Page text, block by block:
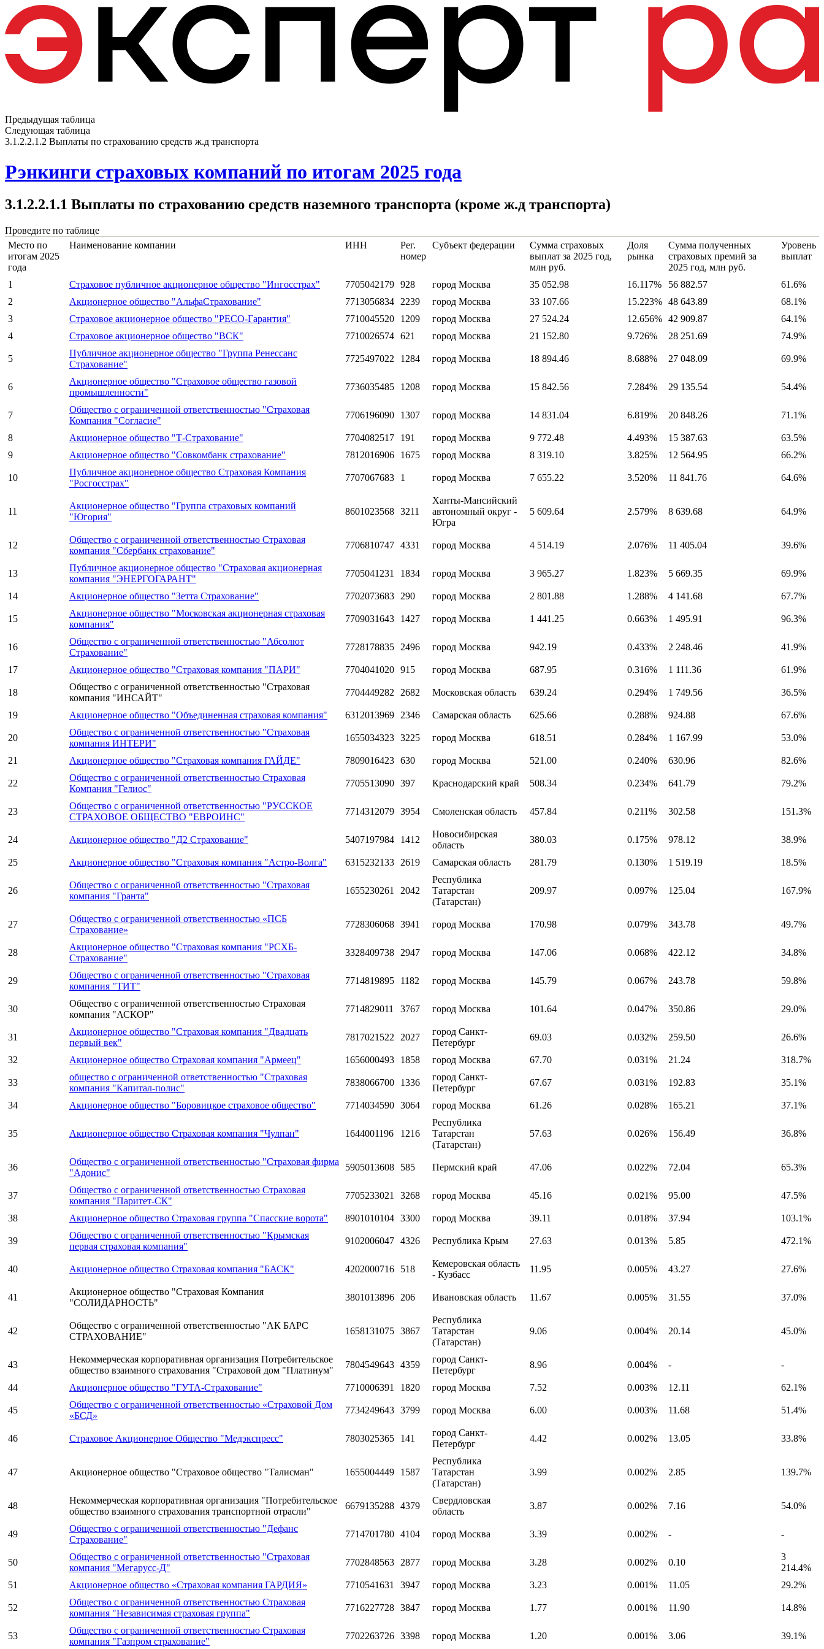
Предыдущая таблица
Следующая таблица
3.1.2.2.1.2 Выплаты по страхованию средств ж.д транспорта
Рэнкинги страховых компаний по итогам 2025 года
3.1.2.2.1.1 Выплаты по страхованию средств наземного транспорта (кроме ж.д транспорта)
Проведите по таблице
Место по
итогам 2025
года
Наименование компании ИНН
Рег.
номер
Субъект федерации
Сумма страховых
выплат за 2025 год,
млн руб.
Доля
рынка
Сумма полученных
страховых премий за
2025 год, млн руб.
Уровень
выплат
1 Страховое публичное акционерное общество "Ингосстрах" 7705042179 928 город Москва 35 052.98 16.117% 56 882.57
61.6%
2
Акционерное общество "АльфаСтрахование" 7713056834 2239 город Москва 33 107.66 15.223% 48 643.89
68.1%
3
Страховое акционерное общество "РЕСО-Гарантия" 7710045520 1209 город Москва 27 524.24 12.656% 42 909.87
64.1%
4
Страховое акционерное общество "ВСК" 7710026574 621 город Москва 21 152.80 9.726% 28 251.69 74.9%
5
Публичное акционерное общество "Группа Ренессанс
Страхование"
7725497022 1284 город Москва 18 894.46 8.688% 27 048.09 69.9%
6
Акционерное общество "Страховое общество газовой
промышленности"
7736035485 1208 город Москва 15 842.56 7.284% 29 135.54 54.4%
7
Общество с ограниченной ответственностью "Страховая
Компания "Согласие"
7706196090 1307 город Москва 14 831.04 6.819% 20 848.26 71.1%
8 Акционерное общество "Т-Страхование" 7704082517 191 город Москва 9 772.48 4.493% 15 387.63
63.5%
9
Акционерное общество "Совкомбанк страхование" 7812016906 1675 город Москва 8 319.10 3.825% 12 564.95 66.2%
10
Публичное акционерное общество Страховая Компания
"Росгосстрах"
7707067683 1 город Москва 7 655.22 3.520% 11 841.76 64.6%
11
Акционерное общество "Группа страховых компаний
"Югория"
8601023568 3211
Ханты-Мансийский
автономный округ -
Югра
5 609.64 2.579% 8 639.68 64.9%
12
Общество с ограниченной ответственностью Страховая
компания "Сбербанк страхование"
7706810747 4331 город Москва 4 514.19 2.076% 11 405.04 39.6%
13
Публичное акционерное общество "Страховая акционерная
компания "ЭНЕРГОГАРАНТ"
7705041231 1834 город Москва 3 965.27 1.823% 5 669.35 69.9%
14 Акционерное общество "Зетта Страхование" 7702073683 290 город Москва 2 801.88 1.288% 4 141.68 67.7%
15
Акционерное общество "Московская акционерная страховая
компания"
7709031643 1427 город Москва 1 441.25 0.663% 1 495.91 96.3%
16
Общество с ограниченной ответственностью "Абсолют
Страхование"
7728178835 2496 город Москва 942.19 0.433% 2 248.46 41.9%
17 Акционерное общество "Страховая компания "ПАРИ" 7704041020 915 город Москва 687.95 0.316% 1 111.36 61.9%
18
Общество с ограниченной ответственностью "Страховая
компания "ИНСАЙТ"
7704449282 2682 Московская область 639.24 0.294% 1 749.56 36.5%
19 Акционерное общество "Объединенная страховая компания" 6312013969 2346 Самарская область 625.66 0.288% 924.88 67.6%
20
Общество с ограниченной ответственностью "Страховая
компания ИНТЕРИ"
1655034323 3225 город Москва 618.51 0.284% 1 167.99 53.0%
21 Акционерное общество "Страховая компания ГАЙДЕ" 7809016423 630 город Москва 521.00 0.240% 630.96 82.6%
22
Общество с ограниченной ответственностью Страховая
Компания "Гелиос"
7705513090 397 Краснодарский край 508.34 0.234% 641.79 79.2%
23
Общество с ограниченной ответственностью "РУССКОЕ
СТРАХОВОЕ ОБЩЕСТВО "ЕВРОИНС"
7714312079 3954 Смоленская область 457.84 0.211% 302.58 151.3%
24 Акционерное общество "Д2 Страхование" 5407197984 1412
Новосибирская
область
380.03 0.175% 978.12 38.9%
25 Акционерное общество "Страховая компания "Астро-Волга" 6315232133 2619 Самарская область 281.79 0.130% 1 519.19 18.5%
26
Общество с ограниченной ответственностью "Страховая
компания "Гранта"
1655230261 2042
Республика
Татарстан
(Татарстан)
209.97 0.097% 125.04 167.9%
27
Общество с ограниченной ответственностью «ПСБ
Страхование»
7728306068 3941 город Москва 170.98 0.079% 343.78 49.7%
28
Акционерное общество "Страховая компания "РСХБ-
Страхование"
3328409738 2947 город Москва 147.06 0.068% 422.12 34.8%
29
Общество с ограниченной ответственностью "Страховая
компания "ТИТ"
7714819895 1182 город Москва 145.79 0.067% 243.78 59.8%
30
Общество с ограниченной ответственностью Страховая
компания "АСКОР"
7714829011 3767 город Москва 101.64 0.047% 350.86 29.0%
31
Акционерное общество "Страховая компания "Двадцать
первый век"
7817021522 2027
город Санкт-
Петербург
69.03 0.032% 259.50 26.6%
32 Акционерное общество Страховая компания "Армеец" 1656000493 1858 город Москва 67.70 0.031% 21.24 318.7%
33
общество с ограниченной ответственностью "Страховая
компания "Капитал-полис"
7838066700 1336
город Санкт-
Петербург
67.67 0.031% 192.83 35.1%
34 Акционерное общество "Боровицкое страховое общество" 7714034590 3064 город Москва 61.26 0.028% 165.21 37.1%
35 Акционерное общество Страховая компания "Чулпан" 1644001196 1216
Республика
Татарстан
(Татарстан)
57.63 0.026% 156.49 36.8%
36
Общество с ограниченной ответственностью "Страховая фирма
"Адонис"
5905013608 585 Пермский край 47.06 0.022% 72.04 65.3%
37
Общество с ограниченной ответственностью Страховая
компания "Паритет-СК"
7705233021 3268 город Москва 45.16 0.021% 95.00 47.5%
38 Акционерное общество Страховая группа "Спасские ворота" 8901010104 3300 город Москва 39.11 0.018% 37.94 103.1%
39
Общество с ограниченной ответственностью "Крымская
первая страховая компания"
9102006047 4326 Республика Крым 27.63 0.013% 5.85 472.1%
40 Акционерное общество Страховая компания "БАСК" 4202000716 518
Кемеровская область
- Кузбасс
11.95 0.005% 43.27 27.6%
41
Акционерное общество "Страховая Компания
"СОЛИДАРНОСТЬ"
3801013896 206 Ивановская область 11.67 0.005% 31.55 37.0%
42
Общество с ограниченной ответственностью "АК БАРС
СТРАХОВАНИЕ"
1658131075 3867
Республика
Татарстан
(Татарстан)
9.06 0.004% 20.14 45.0%
43
Некоммерческая корпоративная организация Потребительское
общество взаимного страхования "Страховой дом "Платинум"
7804549643 4359
город Санкт-
Петербург
8.96 0.004% - -
44 Акционерное общество "ГУТА-Страхование" 7710006391 1820 город Москва 7.52 0.003% 12.11 62.1%
45
Общество с ограниченной ответственностью «Страховой Дом
«БСД»
7734249643 3799 город Москва 6.00 0.003% 11.68 51.4%
46 Страховое Акционерное Общество "Медэкспресс" 7803025365 141
город Санкт-
Петербург
4.42 0.002% 13.05 33.8%
47 Акционерное общество "Страховое общество "Талисман" 1655004449 1587
Республика
Татарстан
(Татарстан)
3.99 0.002% 2.85 139.7%
48
Некоммерческая корпоративная организация "Потребительское
общество взаимного страхования транспортной отрасли"
6679135288 4379
Свердловская
область
3.87 0.002% 7.16 54.0%
49
Общество с ограниченной ответственностью "Дефанс
Страхование"
7714701780 4104 город Москва 3.39 0.002% - -
50
Общество с ограниченной ответственностью "Страховая
компания "Мегарусс-Д"
7702848563 2877 город Москва 3.28 0.002% 0.10
3
214.4%
51
Акционерное общество «Страховая компания ГАРДИЯ» 7710541631 3947 город Москва 3.23 0.001% 11.05 29.2%
52
Общество с ограниченной ответственностью Страховая
компания "Независимая страховая группа"
7716227728 3847 город Москва 1.77 0.001% 11.90 14.8%
53
Общество с ограниченной ответственностью Страховая
компания "Газпром страхование"
7702263726 3398 город Москва 1.20 0.001% 3.06 39.1%